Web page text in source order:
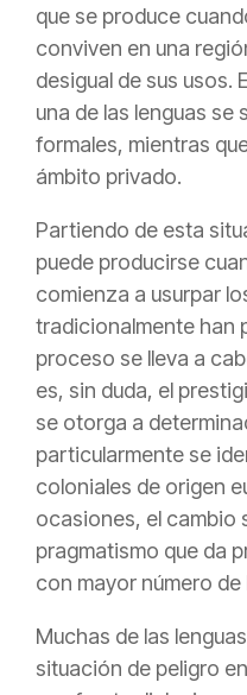
que se produce
conviven en una
desigual de sus usos.
una de las lenguas se
formales, mientras
ámbito privado.
Partiendo de esta
puede producirse
comienza a usurpar
tradicionalmente han
proceso se lleva a
es, sin duda, el
se otorga a
particularmente se
coloniales de origen
ocasiones, el cambio
pragmatismo que da
con mayor número de
Muchas de las
situación de peligro